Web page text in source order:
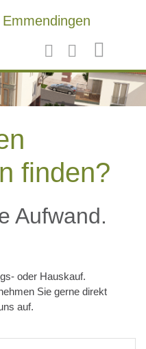
finden?
Aufwand.
oder Hauskauf.
Sie gerne direkt
auf.